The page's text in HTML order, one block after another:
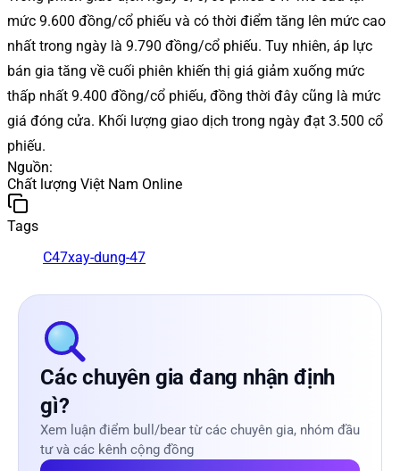
mức 9.600 đồng/cổ phiếu và có thời điểm tăng lên mức cao
nhất trong ngày là 9.790 đồng/cổ phiếu. Tuy nhiên, áp lực
bán gia tăng về cuối phiên khiến thị giá giảm xuống mức
thấp nhất 9.400 đồng/cổ phiếu, đồng thời đây cũng là mức
giá đóng cửa. Khối lượng giao dịch trong ngày đạt 3.500 cổ
phiếu.
Nguồn:
Chất lượng Việt Nam Online
Tags
C47xay-dung-47
Các chuyên gia đang nhận định
gì?
Xem luận điểm bull/bear từ các chuyên gia, nhóm đầu
tư và các kênh cộng đồng